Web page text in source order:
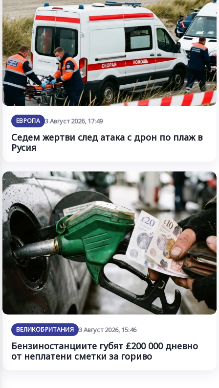
ЕВРОПА 3 Август 2026, 17:49
Седем жертви след атака с дрон по плаж в
Русия
ВЕЛИКОБРИТАНИЯ 3 Август 2026, 15:46
Бензиностанциите губят £200 000 дневно
от неплатени сметки за гориво